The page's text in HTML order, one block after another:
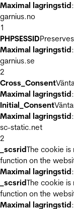
Maximal lagringstid
garnius.no
1
PHPSESSID
Maximal lagringstid
garnius.se
2
Cross_Consent
Maximal lagringstid
Initial_Consent
Maximal lagringstid
sc-static.net
2
_scsridThe cookie
function on the
Maximal lagringstid
_scsridThe cookie
function on the
Maximal lagringstid